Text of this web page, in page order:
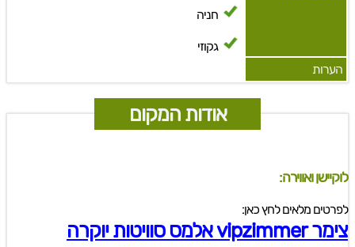
חניה
גקוזי
הערות
אודות המקום
לוקיישן ואווירה:
לפרטים מלאים לחץ כאן:
צימר vipzimmer אלמס סוויטות יוקרה